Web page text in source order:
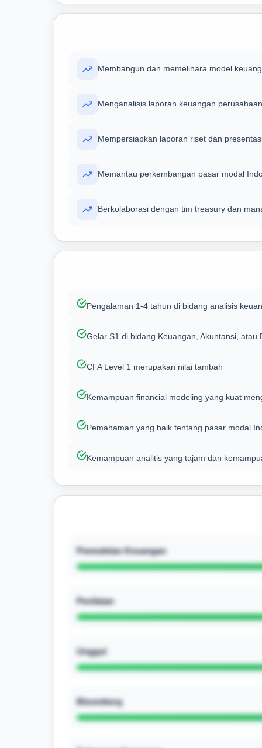
Membangun dan memelihara model
Menganalisis laporan keuangan
Mempersiapkan laporan riset dan
Memantau perkembangan pasar modal
Berkolaborasi dengan tim treasury dan
Pengalaman 1-4 tahun di bidang analisis
Gelar S1 di bidang Keuangan, Akuntansi, atau
CFA Level 1 merupakan nilai tambah
Kemampuan financial modeling yang kuat
Pemahaman yang baik tentang pasar modal
Kemampuan analitis yang tajam dan
Pemodelan Keuangan
Penilaian
Unggul
Bloomberg